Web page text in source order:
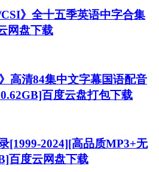
》全十五季英语中字合集
网盘下载
高清84集中文字幕国语配音
百度云盘打包下载
[1999-2024][高品质MP3+无
百度云网盘下载